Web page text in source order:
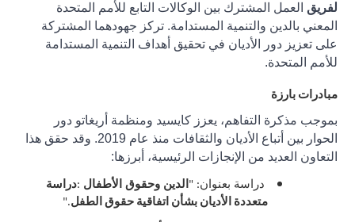
لفريق العمل المشترك بين الوكالات التابع للأمم المتحدة
المعني بالدين والتنمية المستدامة. تركز جهودهما المشتركة
على تعزيز دور الأديان في تحقيق أهداف التنمية المستدامة
للأمم المتحدة.
مبادرات بارزة
بموجب مذكرة التفاهم، يعزز كايسيد ومنظمة أريغاتو دور
الحوار بين أتباع الأديان والثقافات منذ عام 2019. وقد حقق هذا
التعاون العديد من الإنجازات الرئيسية، أبرزها:
دراسة بعنوان: "الدين وحقوق الأطفال :دراسة
متعددة الأديان بشأن اتفاقية حقوق الطفل."